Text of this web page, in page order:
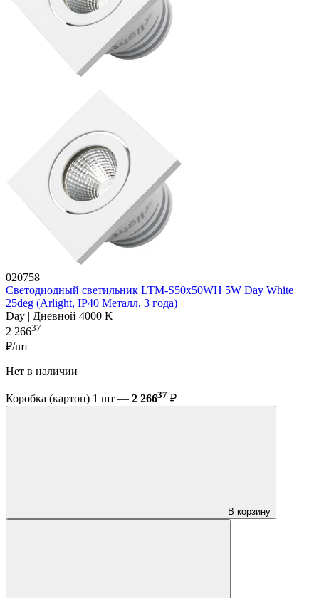
020758
Светодиодный светильник LTM-S50x50WH 5W Day White
25deg (Arlight, IP40 Металл, 3 года)
Day | Дневной 4000 K
2 26637
₽/шт
Нет в наличии
Коробка (картон) 1 шт — 2 26637 ₽
В корзину